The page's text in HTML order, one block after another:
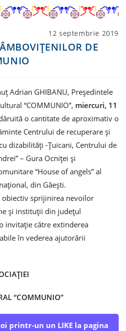
Post
published:
12 septembrie 2019
DE
Adrian GHIBANU, Președintele
“COMMUNIO”, miercuri, 11
o cantitate de aproximativ o
Centrului de recuperare și
dizabilități -Ţuicani, Centrului de
– Gura Ocniţei și
“House of angels” al
din Găeşti.
obiectiv sprijinirea nevoilor
și instituții din județul
invitaţie către extinderea
în vederea ajutorării
“COMMUNIO”
printr-un un LIKE la pagina